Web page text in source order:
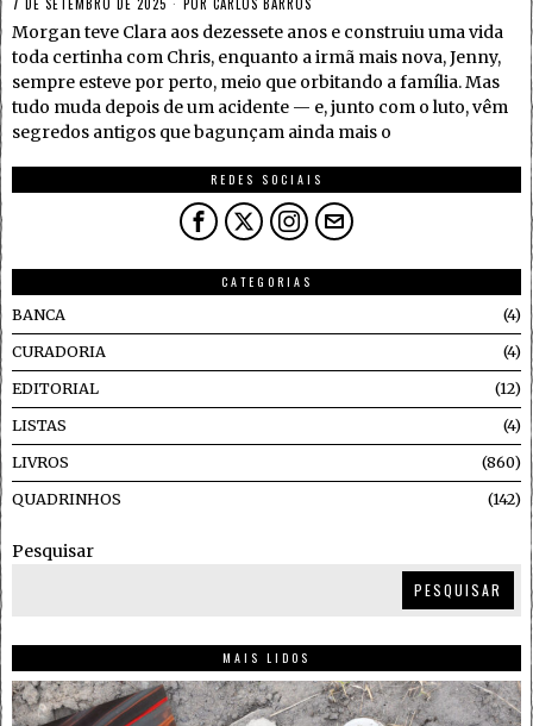
Morgan teve Clara aos dezessete anos e construiu uma vida
toda certinha com Chris, enquanto a irmã mais nova, Jenny,
sempre esteve por perto, meio que orbitando a família. Mas
tudo muda depois de um acidente — e, junto com o luto, vêm
segredos antigos que bagunçam ainda mais o
REDES SOCIAIS
CATEGORIAS
BANCA
4
CURADORIA 4
EDITORIAL 12
LISTAS 4
LIVROS 860
QUADRINHOS 142
Pesquisar
PESQUISAR
MAIS LIDOS